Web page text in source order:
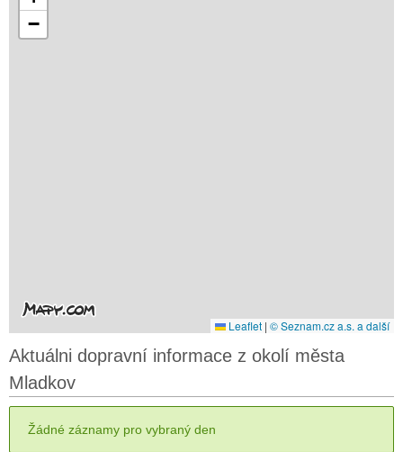
−
Leaflet | © Seznam.cz a.s. a další
Aktuálni dopravní informace z okolí města
Mladkov
Žádné záznamy pro vybraný den